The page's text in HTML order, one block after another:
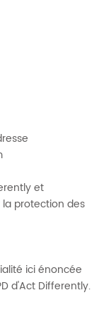
et
protection des
ici énoncée
d'Act Differently.